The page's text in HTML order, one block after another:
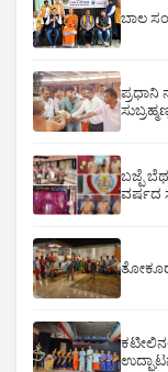
ಬಾಲ
ಪ್ರಧಾನಿ
ಬಜ್ಪೆ
ವರ್ಷದ